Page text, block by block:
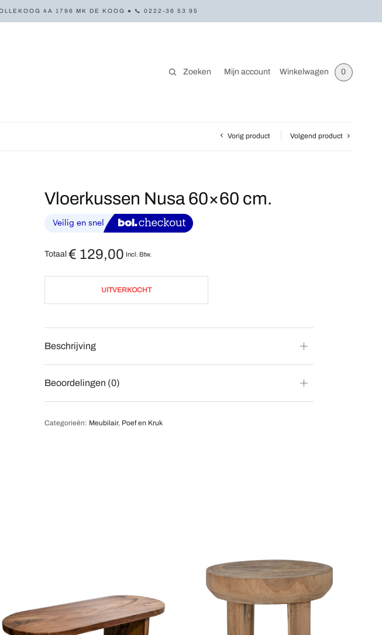
4A 1796 MK DE KOOG ● 📞 0222-36 53 95
Zoeken Mijn account Winkelwagen 0
Vorig product Volgend product
Vloerkussen Nusa 60×60 cm.
Totaal € 129,00 Incl. Btw.
UITVERKOCHT
Beschrijving
Beoordelingen (0)
Categorieën: Meubilair, Poef en Kruk